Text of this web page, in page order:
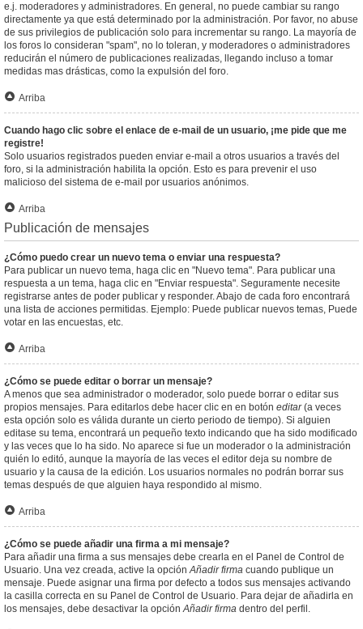
e.j. moderadores y administradores. En general, no puede cambiar su rango
directamente ya que está determinado por la administración. Por favor, no abuse
de sus privilegios de publicación solo para incrementar su rango. La mayoría de
los foros lo consideran "spam", no lo toleran, y moderadores o administradores
reducirán el número de publicaciones realizadas, llegando incluso a tomar
medidas mas drásticas, como la expulsión del foro.
Arriba
Cuando hago clic sobre el enlace de e-mail de un usuario, ¡me pide que me
registre!
Solo usuarios registrados pueden enviar e-mail a otros usuarios a través del
foro, si la administración habilita la opción. Esto es para prevenir el uso
malicioso del sistema de e-mail por usuarios anónimos.
Arriba
Publicación de mensajes
¿Cómo puedo crear un nuevo tema o enviar una respuesta?
Para publicar un nuevo tema, haga clic en "Nuevo tema". Para publicar una
respuesta a un tema, haga clic en "Enviar respuesta". Seguramente necesite
registrarse antes de poder publicar y responder. Abajo de cada foro encontrará
una lista de acciones permitidas. Ejemplo: Puede publicar nuevos temas, Puede
votar en las encuestas, etc.
Arriba
¿Cómo se puede editar o borrar un mensaje?
A menos que sea administrador o moderador, solo puede borrar o editar sus
propios mensajes. Para editarlos debe hacer clic en en botón editar(a veces
esta opción solo es válida durante un cierto periodo de tiempo). Si alguien
editase su tema, encontrará un pequeño texto indicando que ha sido modificado
y las veces que lo ha sido. No aparece si fue un moderador o la administración
quién lo editó, aunque la mayoría de las veces el editor deja su nombre de
usuario y la causa de la edición. Los usuarios normales no podrán borrar sus
temas después de que alguien haya respondido al mismo.
Arriba
¿Cómo se puede añadir una firma a mi mensaje?
Para añadir una firma a sus mensajes debe crearla en el Panel de Control de
Usuario. Una vez creada, active la opciónAñadir firma cuando publique un
mensaje. Puede asignar una firma por defecto a todos sus mensajes activando
la casilla correcta en su Panel de Control de Usuario. Para dejar de añadirla en
los mensajes, debe desactivar la opciónAñadir firma dentro del perfil.